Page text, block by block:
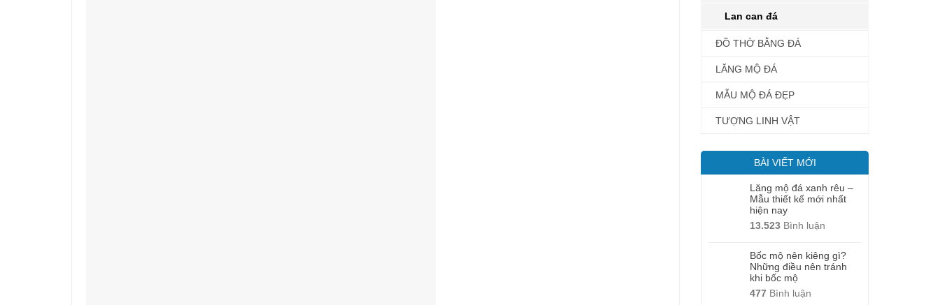
Lan can đá
ĐỒ THỜ BẰNG ĐÁ
LĂNG MỘ ĐÁ
MẪU MỘ ĐÁ ĐẸP
TƯỢNG LINH VẬT
BÀI VIẾT MỚI
Lăng mộ đá xanh rêu –
Mẫu thiết kế mới nhất
hiện nay
13.523 Bình luận
Bốc mộ nên kiêng gì?
Những điều nên tránh
khi bốc mộ
477 Bình luận